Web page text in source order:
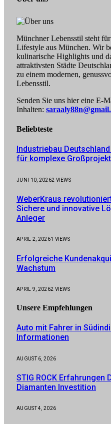
Münchner Lebensstil steht
Lifestyle aus München. Wir
kulinarische Highlights und
attraktivsten Städte
zu einem modernen,
Lebensstil.
Senden Sie uns hier eine E-
Inhalten:
Beliebteste
Industriebau
für komplexe
JUNI 10, 20262 VIEWS
WeberKraus
Sichere und innovative
Anleger
APRIL 2, 20261 VIEWS
Erfolgreiche
Wachstum
APRIL 9, 20262 VIEWS
Unsere Empfehlungen
Auto mit Fahrer in
Informationen
AUGUST 6, 2026
STIG ROCK Erfahrungen
Diamanten Investition
AUGUST 4, 2026